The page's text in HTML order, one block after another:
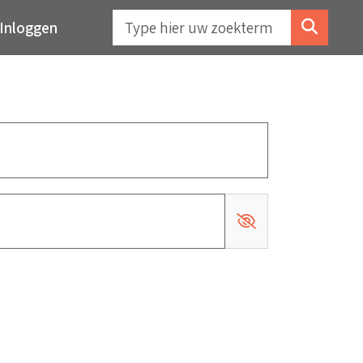
Inloggen